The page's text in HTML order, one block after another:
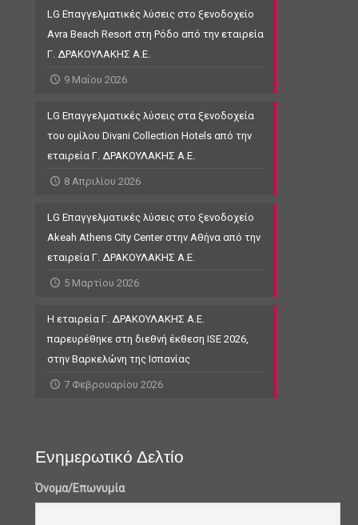
LG Επαγγελματικές λύσεις στο ξενοδοχείο
Avra Beach Resort στη Ρόδο από την εταιρεία
Γ. ΔΡΑΚΟΥΛΑΚΗΣ Α.Ε.
9 Μαΐου 2026
LG Επαγγελματικές λύσεις στα ξενοδοχεία
του ομίλου Divani Collection Hotels από την
εταιρεία Γ. ΔΡΑΚΟΥΛΑΚΗΣ Α.Ε.
8 Απριλίου 2026
LG Επαγγελματικές λύσεις στο ξενοδοχείο
Akeah Athens City Center στην Αθήνα από την
εταιρεία Γ. ΔΡΑΚΟΥΛΑΚΗΣ Α.Ε.
5 Μαρτίου 2026
Η εταιρεία Γ. ΔΡΑΚΟΥΛΑΚΗΣ Α.Ε.
παρευρέθηκε στη διεθνή έκθεση ISE 2026,
στην Βαρκελώνη της Ισπανίας
7 Φεβρουαρίου 2026
Ενημερωτικό Δελτίο
Όνομα/Επωνυμία